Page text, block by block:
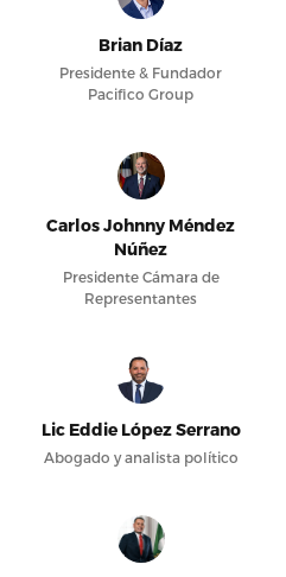
Brian Díaz
Presidente & Fundador
Pacifico Group
Carlos Johnny Méndez
Núñez
Presidente Cámara de
Representantes
Lic Eddie López Serrano
Abogado y analista político